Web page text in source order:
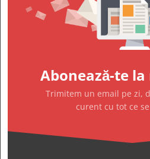
Abonează-te
Trimitem un email pe zi,
curent cu tot ce